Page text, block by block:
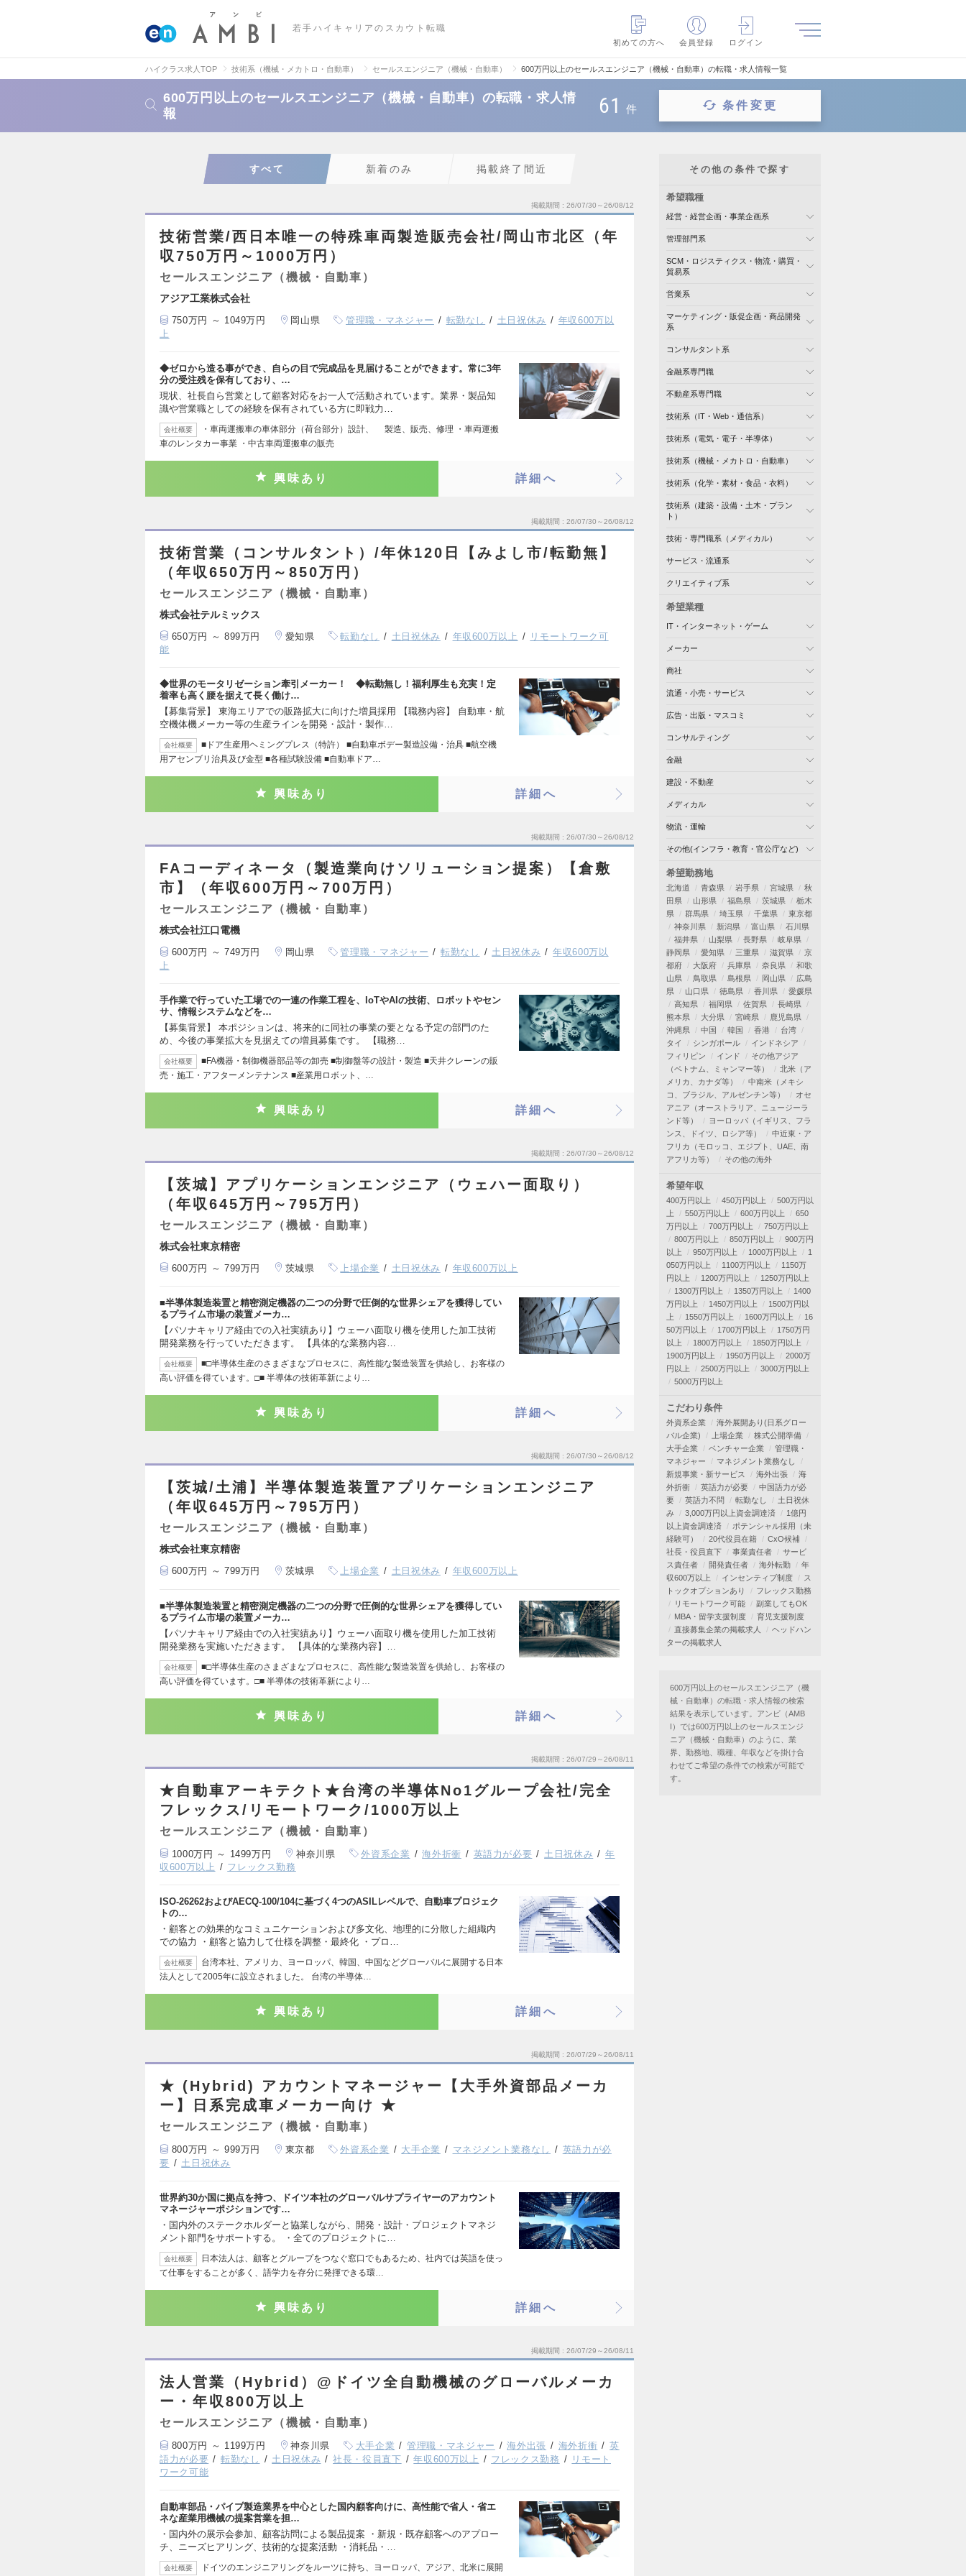
若手ハイキャリアのスカウト転職
初めての方へ
会員登録 ログイン
ハイクラス求人TOP 技術系（機械・メカトロ・自動車） セールスエンジニア（機械・自動車） 600万円以上のセールスエンジニア（機械・自動車）の転職・求人情報一覧
600万円以上のセールスエンジニア（機械・自動車）の転職・求人情
報
61 件 条件変更
すべて 新着のみ 掲載終了間近
掲載期間 26/07/30～26/08/12
技術営業/西日本唯一の特殊車両製造販売会社/岡山市北区（年
収750万円～1000万円）
セールスエンジニア（機械・自動車）
アジア工業株式会社
750万円 ～ 1049万円 岡山県 管理職・マネジャー 転勤なし 土日祝休み
年収600万以
上
◆ゼロから造る事ができ、自らの目で完成品を見届けることができます。常に3年
分の受注残を保有しており、…
現状、社長自ら営業として顧客対応をお一人で活動されています。業界・製品知
識や営業職としての経験を保有されている方に即戦力…
会社概要
・車両運搬車の車体部分（荷台部分）設計、 製造、販売、修理 ・車両運搬
車のレンタカー事業 ・中古車両運搬車の販売
興味あり 詳細へ
掲載期間 26/07/30～26/08/12
技術営業（コンサルタント）/年休120日【みよし市/転勤無】
（年収650万円～850万円）
セールスエンジニア（機械・自動車）
株式会社テルミックス
650万円 ～ 899万円 愛知県 転勤なし 土日祝休み 年収600万以上
リモートワーク可
能
◆世界のモータリゼーション牽引メーカー！ ◆転勤無し！福利厚生も充実！定
着率も高く腰を据えて長く働け…
【募集背景】 東海エリアでの販路拡大に向けた増員採用 【職務内容】 自動車・航
空機体機メーカー等の生産ラインを開発・設計・製作…
会社概要
■ドア生産用ヘミングプレス（特許） ■自動車ボデー製造設備・治具 ■航空機
用アセンブリ治具及び金型 ■各種試験設備 ■自動車ドア…
興味あり 詳細へ
掲載期間 26/07/30～26/08/12
FAコーディネータ（製造業向けソリューション提案）【倉敷
市】（年収600万円～700万円）
セールスエンジニア（機械・自動車）
株式会社江口電機
600万円 ～ 749万円 岡山県 管理職・マネジャー 転勤なし 土日祝休み
年収600万以
上
手作業で行っていた工場での一連の作業工程を、IoTやAIの技術、ロボットやセン
サ、情報システムなどを…
【募集背景】 本ポジションは、将来的に同社の事業の要となる予定の部門のた
め、今後の事業拡大を見据えての増員募集です。 【職務…
会社概要
■FA機器・制御機器部品等の卸売 ■制御盤等の設計・製造 ■天井クレーンの販
売・施工・アフターメンテナンス ■産業用ロボット、…
興味あり 詳細へ
掲載期間 26/07/30～26/08/12
【茨城】アプリケーションエンジニア（ウェハー面取り）
（年収645万円～795万円）
セールスエンジニア（機械・自動車）
株式会社東京精密
600万円 ～ 799万円 茨城県 上場企業 土日祝休み 年収600万以上
■半導体製造装置と精密測定機器の二つの分野で圧倒的な世界シェアを獲得してい
るプライム市場の装置メーカ…
【パソナキャリア経由での入社実績あり】ウェーハ面取り機を使用した加工技術
開発業務を行っていただきます。 【具体的な業務内容…
会社概要
■□半導体生産のさまざまなプロセスに、高性能な製造装置を供給し、お客様の
高い評価を得ています。□■ 半導体の技術革新により…
興味あり 詳細へ
掲載期間 26/07/30～26/08/12
【茨城/土浦】半導体製造装置アプリケーションエンジニア
（年収645万円～795万円）
セールスエンジニア（機械・自動車）
株式会社東京精密
600万円 ～ 799万円 茨城県 上場企業 土日祝休み 年収600万以上
■半導体製造装置と精密測定機器の二つの分野で圧倒的な世界シェアを獲得してい
るプライム市場の装置メーカ…
【パソナキャリア経由での入社実績あり】ウェーハ面取り機を使用した加工技術
開発業務を実施いただきます。 【具体的な業務内容】…
会社概要
■□半導体生産のさまざまなプロセスに、高性能な製造装置を供給し、お客様の
高い評価を得ています。□■ 半導体の技術革新により…
興味あり 詳細へ
掲載期間 26/07/29～26/08/11
★自動車アーキテクト★台湾の半導体No1グループ会社/完全
フレックス/リモートワーク/1000万以上
セールスエンジニア（機械・自動車）
1000万円 ～ 1499万円 神奈川県 外資系企業 海外折衝 英語力が必要 土日祝休み
年
収600万以上
フレックス勤務
ISO-26262およびAECQ-100/104に基づく4つのASILレベルで、自動車プロジェク
トの…
・顧客との効果的なコミュニケーションおよび多文化、地理的に分散した組織内
での協力 ・顧客と協力して仕様を調整・最終化 ・プロ…
会社概要
台湾本社、アメリカ、ヨーロッパ、韓国、中国などグローバルに展開する日本
法人として2005年に設立されました。 台湾の半導体…
興味あり 詳細へ
掲載期間 26/07/29～26/08/11
★ (Hybrid) アカウントマネージャー【大手外資部品メーカ
ー】日系完成車メーカー向け ★
セールスエンジニア（機械・自動車）
800万円 ～ 999万円 東京都 外資系企業 大手企業 マネジメント業務なし
英語力が必
要
土日祝休み
世界約30か国に拠点を持つ、ドイツ本社のグローバルサプライヤーのアカウント
マネージャーポジションです…
・国内外のステークホルダーと協業しながら、開発・設計・プロジェクトマネジ
メント部門をサポートする。 ・全てのプロジェクトに…
会社概要
日本法人は、顧客とグループをつなぐ窓口でもあるため、社内では英語を使っ
て仕事をすることが多く、語学力を存分に発揮できる環…
興味あり 詳細へ
掲載期間 26/07/29～26/08/11
法人営業（Hybrid）@ドイツ全自動機械のグローバルメーカ
ー・年収800万以上
セールスエンジニア（機械・自動車）
800万円 ～ 1199万円 神奈川県 大手企業 管理職・マネジャー 海外出張 海外折衝
英
語力が必要
転勤なし 土日祝休み 社長・役員直下 年収600万以上 フレックス勤務
リモート
ワーク可能
自動車部品・パイプ製造業界を中心とした国内顧客向けに、高性能で省人・省エ
ネな産業用機械の提案営業を担…
・国内外の展示会参加、顧客訪問による製品提案 ・新規・既存顧客へのアプロー
チ、ニーズヒアリング、技術的な提案活動 ・消耗品・…
会社概要 ドイツのエンジニアリングをルーツに持ち、ヨーロッパ、アジア、北米に展開
その他の条件で探す
希望職種
経営・経営企画・事業企画系
管理部門系
SCM・ロジスティクス・物流・購買・
貿易系
営業系
マーケティング・販促企画・商品開発
系
コンサルタント系
金融系専門職
不動産系専門職
技術系（IT・Web・通信系）
技術系（電気・電子・半導体）
技術系（機械・メカトロ・自動車）
技術系（化学・素材・食品・衣料）
技術系（建築・設備・土木・プラン
ト）
技術・専門職系（メディカル）
サービス・流通系
クリエイティブ系
希望業種
IT・インターネット・ゲーム
メーカー
商社
流通・小売・サービス
広告・出版・マスコミ
コンサルティング
金融
建設・不動産
メディカル
物流・運輸
その他(インフラ・教育・官公庁など)
希望勤務地
北海道 青森県 岩手県 宮城県
秋
田県
山形県 福島県 茨城県
栃木
県
群馬県 埼玉県 千葉県
東京都
神奈川県
新潟県 富山県
石川県
福井県
山梨県 長野県
岐阜県
静岡県
愛知県 三重県 滋賀県
京
都府
大阪府 兵庫県 奈良県
和歌
山県
鳥取県 島根県 岡山県
広島
県
山口県 徳島県 香川県
愛媛県
高知県
福岡県 佐賀県
長崎県
熊本県
大分県 宮崎県
鹿児島県
沖縄県
中国 韓国 香港
台湾
タイ
シンガポール
インドネシア
フィリピン
インド
その他アジア
（ベトナム、ミャンマー等）
北米（ア
メリカ、カナダ等）
中南米（メキシ
コ、ブラジル、アルゼンチン等）
オセ
アニア（オーストラリア、ニュージーラ
ンド等）
ヨーロッパ（イギリス、フラ
ンス、ドイツ、ロシア等）
中近東・ア
フリカ（モロッコ、エジプト、UAE、南
アフリカ等）
その他の海外
希望年収
400万円以上 450万円以上
500万円以
上
550万円以上 600万円以上
650
万円以上
700万円以上
750万円以上
800万円以上
850万円以上
900万円
以上
950万円以上 1000万円以上
1
050万円以上
1100万円以上
1150万
円以上
1200万円以上
1250万円以上
1300万円以上
1350万円以上
1400
万円以上
1450万円以上
1500万円以
上
1550万円以上 1600万円以上
16
50万円以上
1700万円以上
1750万円
以上
1800万円以上
1850万円以上
1900万円以上
1950万円以上
2000万
円以上
2500万円以上
3000万円以上
5000万円以上
こだわり条件
外資系企業
海外展開あり(日系グロー
バル企業)
上場企業
株式公開準備
大手企業
ベンチャー企業
管理職・
マネジャー
マネジメント業務なし
新規事業・新サービス
海外出張
海
外折衝
英語力が必要
中国語力が必
要
英語力不問 転勤なし
土日祝休
み
3,000万円以上資金調達済
1億円
以上資金調達済
ポテンシャル採用（未
経験可）
20代役員在籍
CxO候補
社長・役員直下
事業責任者
サービ
ス責任者
開発責任者 海外転勤
年
収600万以上
インセンティブ制度
ス
トックオプションあり
フレックス勤務
リモートワーク可能
副業してもOK
MBA・留学支援制度
育児支援制度
直接募集企業の掲載求人
ヘッドハン
ターの掲載求人
600万円以上のセールスエンジニア（機
械・自動車）の転職・求人情報の検索
結果を表示しています。アンビ（AMB
I）では600万円以上のセールスエンジ
ニア（機械・自動車）のように、業
界、勤務地、職種、年収などを掛け合
わせてご希望の条件での検索が可能で
す。